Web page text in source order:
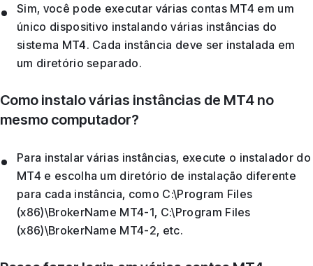
Sim, você pode executar várias contas MT4 em um
único dispositivo instalando várias instâncias do
sistema MT4. Cada instância deve ser instalada em
um diretório separado.
Como instalo várias instâncias de MT4 no
mesmo computador?
Para instalar várias instâncias, execute o instalador do
MT4 e escolha um diretório de instalação diferente
para cada instância, como C:\Program Files
(x86)\BrokerName MT4-1, C:\Program Files
(x86)\BrokerName MT4-2, etc.